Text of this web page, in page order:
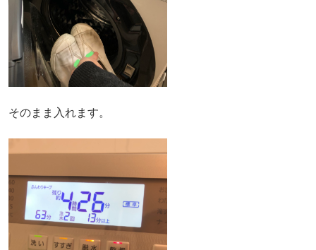
そのまま入れます。